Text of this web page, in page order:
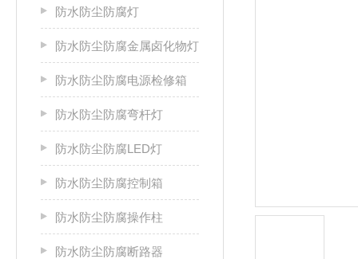
防水防尘防腐灯
防水防尘防腐金属卤化物灯
防水防尘防腐电源检修箱
防水防尘防腐弯杆灯
防水防尘防腐LED灯
防水防尘防腐控制箱
防水防尘防腐操作柱
防水防尘防腐断路器